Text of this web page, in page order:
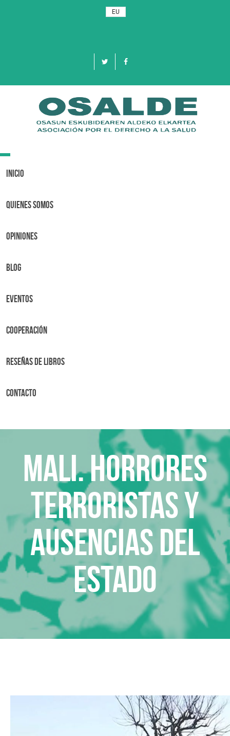
EU
Toggle
Inicio
Quienes Somos
OPINIONES
BLOG
Eventos
Cooperación
Reseñas de libros
Contacto
Mali. Horrores
terroristas y
ausencias del
Estado